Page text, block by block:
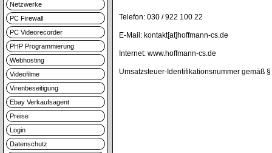
Netzwerke
PC Firewall
PC Videorecorder
PHP Programmierung
Webhosting
Videofilme
Virenbeseitigung
Ebay Verkaufsagent
Preise
Login
Datenschutz
Telefon: 030 / 922 100 22
E-Mail: kontakt[at]hoffmann-cs.de
Internet: www.hoffmann-cs.de
Umsatzsteuer-Identifikationsnummer gemäß